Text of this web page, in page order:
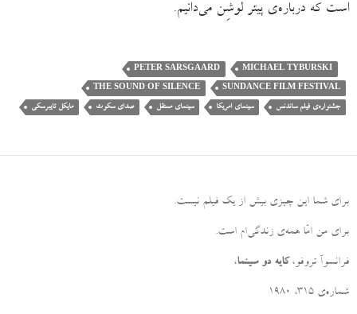
است که درباره‌ی پیتر لوشِن می‌دانیم.
MICHAEL TYBURSKI
PETER SARSGAARD
SUNDANCE FILM FESTIVAL
THE SOUND OF SILENCE
جشنواره‌ی فیلم ساندنس سینمای امریکا سینمای مستقل صدای سکوت مایکل تایبرسکی
برای شما این چیزی بیش از یک فیلم نیست.
برای من امّا همه‌ی زندگی‌ام است.
فرانسوآ تروفو،کایه دو سینما،
شماره‌ی ۳۱۵، ۱۹۸۰